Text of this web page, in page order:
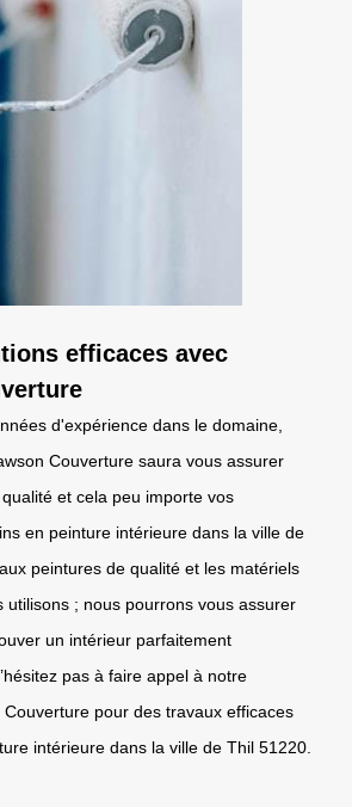
efficaces avec
d'expérience dans le domaine,
Couverture saura vous assurer
et cela peu importe vos
en peinture intérieure dans la ville de
peintures de qualité et les matériels
utilisons ; nous pourrons vous assurer
un intérieur parfaitement
pas à faire appel à notre
pour des travaux efficaces
intérieure dans la ville de Thil 51220.